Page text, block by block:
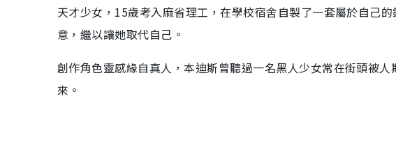
天才少女，15歲考入麻省理工，在學校宿舍自製了一套屬於自己
意，繼以讓她取代自己。
創作角色靈感緣自真人，本迪斯曾聽過一名黑人少女常在街頭被
來。